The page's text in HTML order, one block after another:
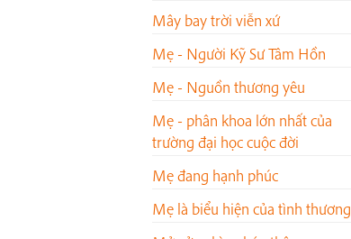
Mây bay trời viễn xứ
Mẹ - Người Kỹ Sư Tâm Hồn
Mẹ - Nguồn thương yêu
Mẹ - phân khoa lớn nhất của
trường đại học cuộc đời
Mẹ đang hạnh phúc
Mẹ là biểu hiện của tình thương